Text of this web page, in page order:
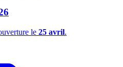
le 25 avril.